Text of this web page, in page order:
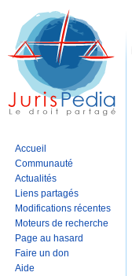
Accueil
Communauté
Actualités
Liens partagés
Modifications récentes
Moteurs de recherche
Page au hasard
Faire un don
Aide